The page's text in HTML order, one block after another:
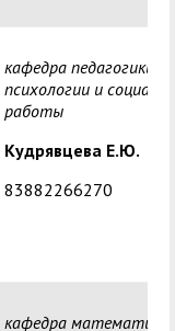
кафедра педагогики,
психологии и
работы
Кудрявцева Е.Ю.
83882266270
кафедра